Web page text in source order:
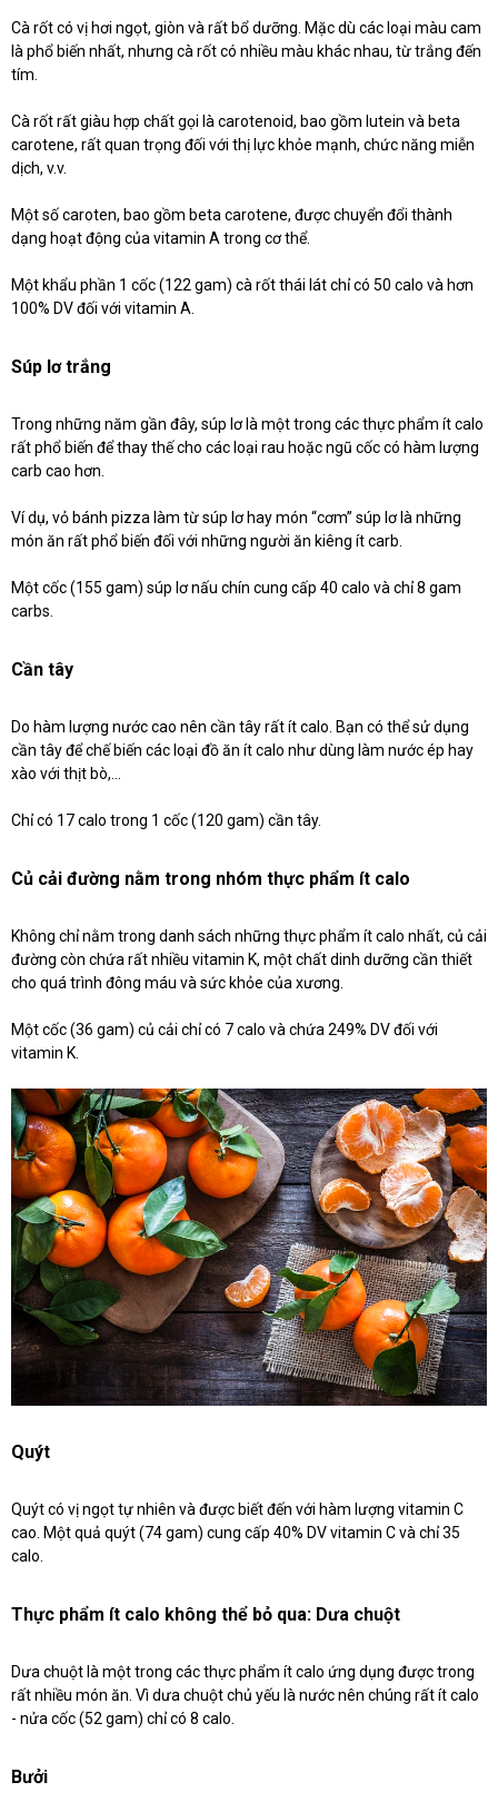
Cà rốt có vị hơi ngọt, giòn và rất bổ dưỡng. Mặc dù các loại màu cam
là phổ biến nhất, nhưng cà rốt có nhiều màu khác nhau, từ trắng đến
tím.
Cà rốt rất giàu hợp chất gọi là carotenoid, bao gồm lutein và beta
carotene, rất quan trọng đối với thị lực khỏe mạnh, chức năng miễn
dịch, v.v.
Một số caroten, bao gồm beta carotene, được chuyển đổi thành
dạng hoạt động của vitamin A trong cơ thể.
Một khẩu phần 1 cốc (122 gam) cà rốt thái lát chỉ có 50 calo và hơn
100% DV đối với vitamin A.
Súp lơ trắng
Trong những năm gần đây, súp lơ là một trong các thực phẩm ít calo
rất phổ biến để thay thế cho các loại rau hoặc ngũ cốc có hàm lượng
carb cao hơn.
Ví dụ, vỏ bánh pizza làm từ súp lơ hay món “cơm” súp lơ là những
món ăn rất phổ biến đối với những người ăn kiêng ít carb.
Một cốc (155 gam) súp lơ nấu chín cung cấp 40 calo và chỉ 8 gam
carbs.
Cần tây
Do hàm lượng nước cao nên cần tây rất ít calo. Bạn có thể sử dụng
cần tây để chế biến các loại đồ ăn ít calo như dùng làm nước ép hay
xào với thịt bò,...
Chỉ có 17 calo trong 1 cốc (120 gam) cần tây.
Củ cải đường nằm trong nhóm thực phẩm ít calo
Không chỉ nằm trong danh sách những thực phẩm ít calo nhất, củ cải
đường còn chứa rất nhiều vitamin K, một chất dinh dưỡng cần thiết
cho quá trình đông máu và sức khỏe của xương.
Một cốc (36 gam) củ cải chỉ có 7 calo và chứa 249% DV đối với
vitamin K.
Quýt
Quýt có vị ngọt tự nhiên và được biết đến với hàm lượng vitamin C
cao. Một quả quýt (74 gam) cung cấp 40% DV vitamin C và chỉ 35
calo.
Thực phẩm ít calo không thể bỏ qua: Dưa chuột
Dưa chuột là một trong các thực phẩm ít calo ứng dụng được trong
rất nhiều món ăn. Vì dưa chuột chủ yếu là nước nên chúng rất ít calo
- nửa cốc (52 gam) chỉ có 8 calo.
Bưởi